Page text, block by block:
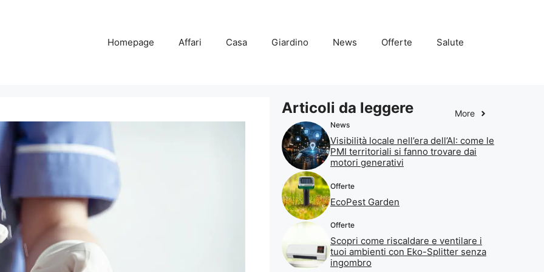
Homepage Affari Casa Giardino News Offerte Salute
Articoli da leggere More
News
Visibilità locale nell’era dell’AI: come le
PMI territoriali si fanno trovare dai
motori generativi
Offerte
EcoPest Garden
Offerte
Scopri come riscaldare e ventilare i
tuoi ambienti con Eko-Splitter senza
ingombro